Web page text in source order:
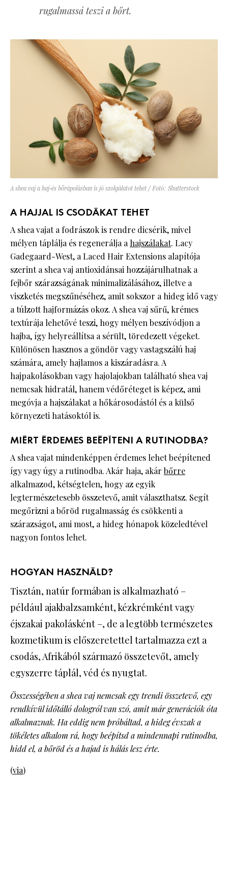
rugalmassá teszi a bőrt.
A shea vaj a haj-és bőrápolásban is jó szolgálatot tehet / Fotó: Shutterstock
A HAJJAL IS CSODÁKAT TEHET
A shea vajat a fodrászok is rendre dicsérik, mivel
mélyen táplálja és regenerálja ahajszálakat. Lacy
Gadegaard-West, a Laced Hair Extensions alapítója
szerint a shea vaj antioxidánsai hozzájárulhatnak a
fejbőr szárazságának minimalizálásához, illetve a
viszketés megszűnéséhez, amit sokszor a hideg idő vagy
a túlzott hajformázás okoz. A shea vaj sűrű, krémes
textúrája lehetővé teszi, hogy mélyen beszívódjon a
hajba, így helyreállítsa a sérült, töredezett végeket.
Különösen hasznos a göndör vagy vastagszálú haj
számára, amely hajlamos a kiszáradásra. A
hajpakolásokban vagy hajolajokban található shea vaj
nemcsak hidratál, hanem védőréteget is képez, ami
megóvja a hajszálakat a hőkárosodástól és a külső
környezeti hatásoktól is.
MIÉRT ÉRDEMES BEÉPÍTENI A RUTINODBA?
A shea vajat mindenképpen érdemes lehet beépítened
így vagy úgy a rutinodba. Akár haja, akár bőrre
alkalmazod, kétségtelen, hogy az egyik
legtermészetesebb összetevő, amit választhatsz. Segít
megőrizni a bőröd rugalmasság és csökkenti a
szárazságot, ami most, a hideg hónapok közeledtével
nagyon fontos lehet.
HOGYAN HASZNÁLD?
Tisztán, natúr formában is alkalmazható –
például ajakbalzsamként, kézkrémként vagy
éjszakai pakolásként –, de a legtöbb természetes
kozmetikum is előszeretettel tartalmazza ezt a
csodás, Afrikából származó összetevőt, amely
egyszerre táplál, véd és nyugtat.
Összességében a shea vaj nemcsak egy trendi összetevő, egy
rendkívül időtálló dologról van szó, amit már generációk óta
alkalmaznak. Ha eddig nem próbáltad, a hideg évszak a
tökéletes alkalom rá, hogy beépítsd a mindennapi rutinodba,
hidd el, a bőröd és a hajad is hálás lesz érte.
(via)